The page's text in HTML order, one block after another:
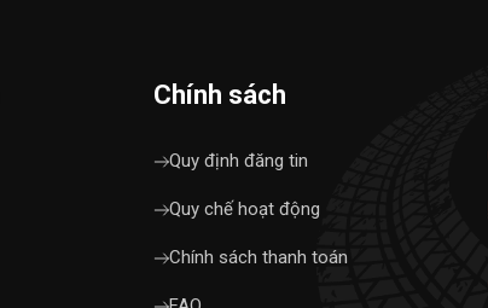
Chính sách
Quy định đăng tin
Quy chế hoạt động
Chính sách thanh toán